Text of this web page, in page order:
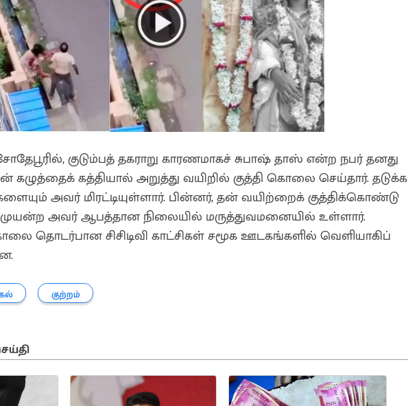
குடும்பத் தகராறு காரணமாகச் சுபாஷ் தாஸ் என்ற நபர் தனது
கழுத்தைக் கத்தியால் அறுத்து வயிறில் குத்தி கொலை செய்தார். தடுக்க
அவர் மிரட்டியுள்ளார். பின்னர், தன் வயிற்றைக் குத்திக்கொண்டு
அவர் ஆபத்தான நிலையில் மருத்துவமனையில் உள்ளார்.
தொடர்பான சிசிடிவி காட்சிகள் சமூக ஊடகங்களில் வெளியாகிப்
குற்றம்